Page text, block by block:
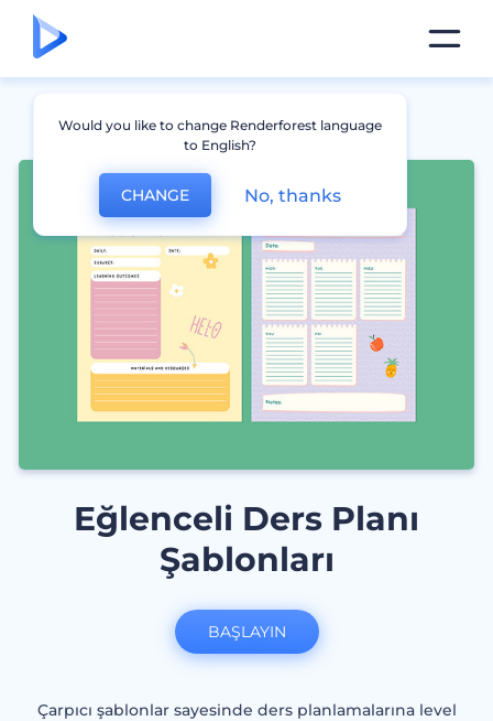
Eğlenceli Ders Planı
Şablonları
Çarpıcı şablonlar sayesinde ders planlamalarına level
BAŞLAYIN
Would you like to change Renderforest language
to English?
CHANGE No, thanks